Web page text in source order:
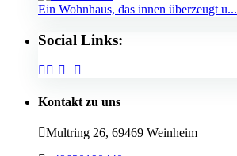
Ein Wohnhaus, das innen überzeugt u...
Social Links:
Kontakt zu uns
Multring 26, 69469 Weinheim